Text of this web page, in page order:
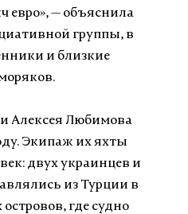
евро», — объяснила
группы, в
и близкие
Алексея Любимова
Экипаж их яхты
двух украинцев и
из Турции в
где судно